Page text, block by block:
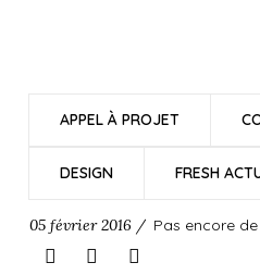
APPEL À PROJET
DESIGN FRESH
05 février 2016 / Pas encore